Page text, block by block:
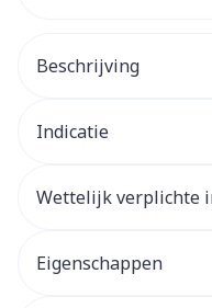
Beschrijving
Indicatie
Wettelijk verplichte
Eigenschappen